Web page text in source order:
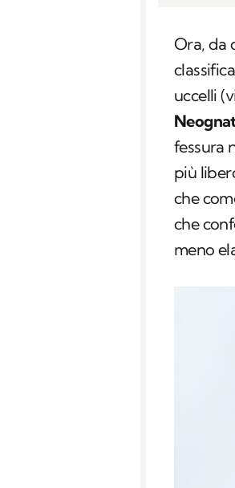
Ora, da
uccelli
fessura
più
che
che
meno